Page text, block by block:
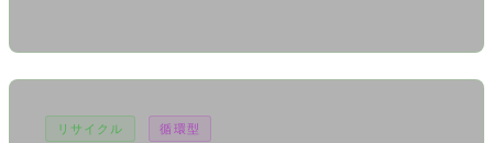
リサイクル 循環型